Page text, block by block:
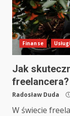
Finanse Usługi
Jak
freelancera?
Radosław Duda
W świecie